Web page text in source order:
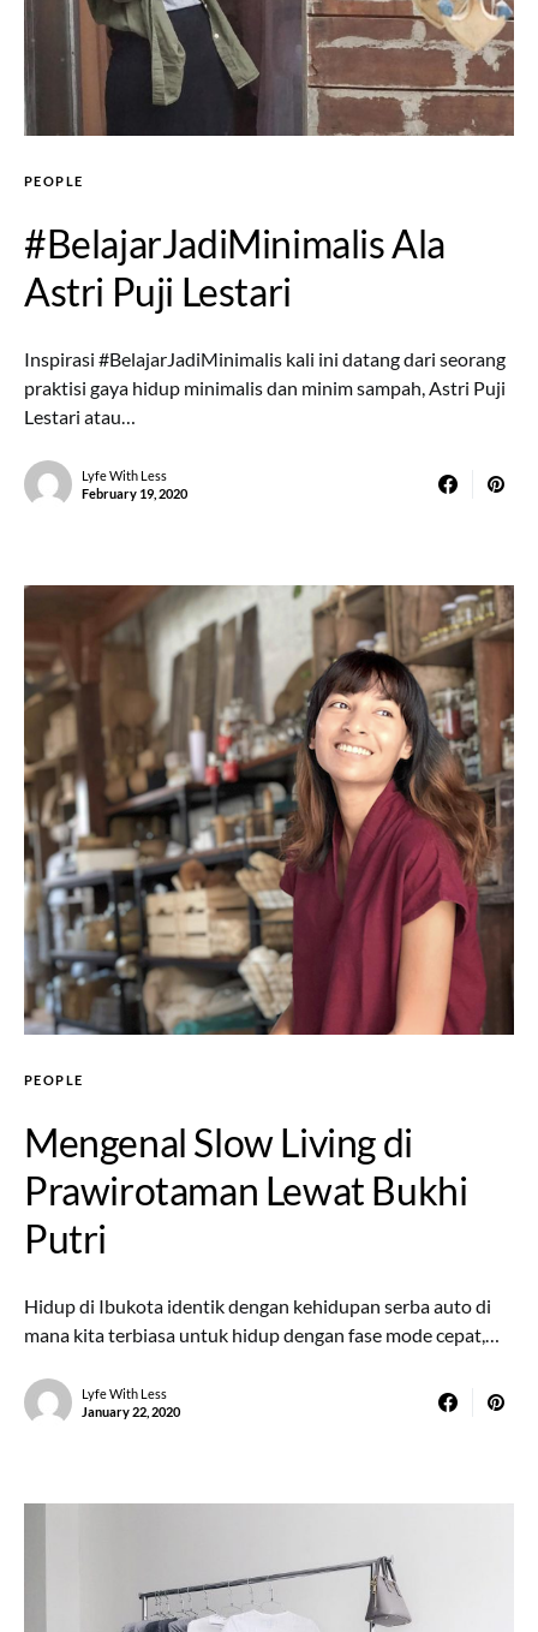
PEOPLE
#BelajarJadiMinimalis Ala
Astri Puji Lestari
Inspirasi #BelajarJadiMinimalis kali ini datang dari seorang
praktisi gaya hidup minimalis dan minim sampah, Astri Puji
Lestari atau…
Lyfe With Less
February 19, 2020
PEOPLE
Mengenal Slow Living di
Prawirotaman Lewat Bukhi
Putri
Hidup di Ibukota identik dengan kehidupan serba auto di
mana kita terbiasa untuk hidup dengan fase mode cepat,…
Lyfe With Less
January 22, 2020